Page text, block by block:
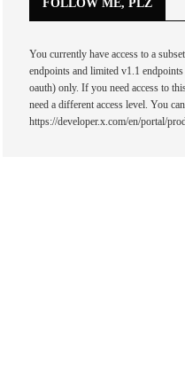
FOLLOW ME, PLZ
You currently have access to a
endpoints and limited v1.1 endpoints
oauth) only. If you need access to
need a different access level. You
https://developer.x.com/en/portal/